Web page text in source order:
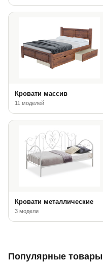
Кровати массив
11 моделей
Кровати металлические
3 модели
Популярные товары